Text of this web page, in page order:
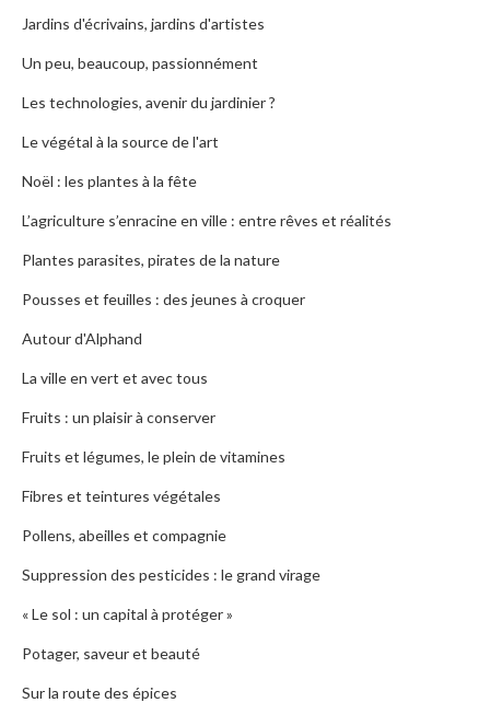
Jardins d'écrivains, jardins d'artistes
Un peu, beaucoup, passionnément
Les technologies, avenir du jardinier ?
Le végétal à la source de l'art
Noël : les plantes à la fête
L’agriculture s’enracine en ville : entre rêves et réalités
Plantes parasites, pirates de la nature
Pousses et feuilles : des jeunes à croquer
Autour d'Alphand
La ville en vert et avec tous
Fruits : un plaisir à conserver
Fruits et légumes, le plein de vitamines
Fibres et teintures végétales
Pollens, abeilles et compagnie
Suppression des pesticides : le grand virage
« Le sol : un capital à protéger »
Potager, saveur et beauté
Sur la route des épices